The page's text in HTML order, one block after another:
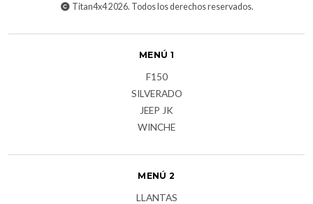
Titan4x4 2026. Todos los derechos reservados.
MENÚ 1
F150
SILVERADO
JEEP JK
WINCHE
MENÚ 2
LLANTAS